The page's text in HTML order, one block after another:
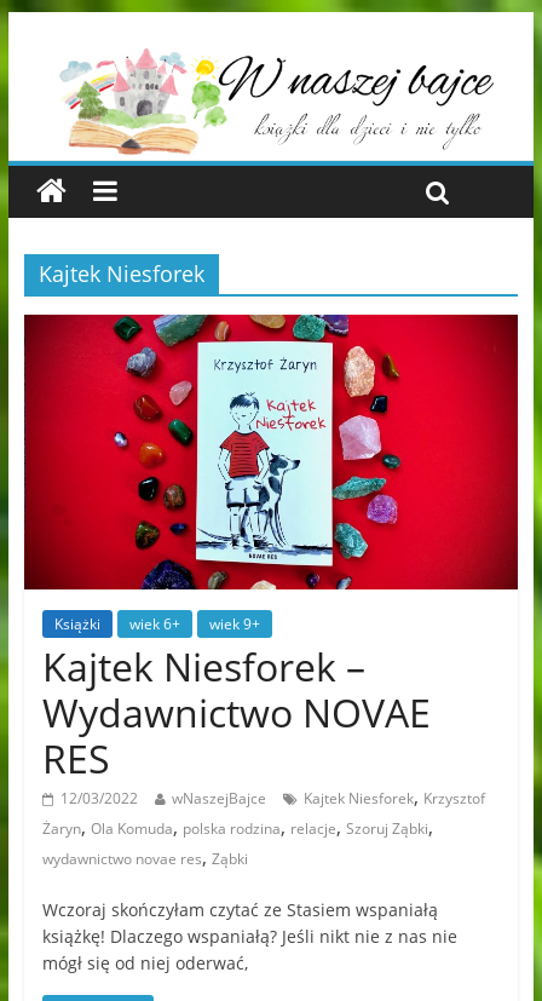
Kajtek Niesforek
Książki wiek 6+ wiek 9+
Kajtek Niesforek –
Wydawnictwo NOVAE
RES
12/03/2022 wNaszejBajce Kajtek Niesforek, Krzysztof
Żaryn, Ola Komuda, polska rodzina, relacje, Szoruj Ząbki,
wydawnictwo novae res, Ząbki
Wczoraj skończyłam czytać ze Stasiem wspaniałą
książkę! Dlaczego wspaniałą? Jeśli nikt nie z nas nie
mógł się od niej oderwać,